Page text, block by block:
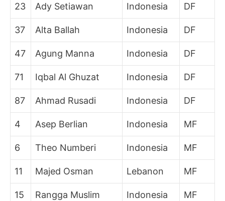
23 Ady Setiawan Indonesia DF
37 Alta Ballah Indonesia DF
47 Agung Manna Indonesia DF
71 Iqbal Al Ghuzat Indonesia DF
87 Ahmad Rusadi Indonesia DF
4 Asep Berlian Indonesia MF
6 Theo Numberi Indonesia MF
11 Majed Osman Lebanon MF
15 Rangga Muslim Indonesia MF